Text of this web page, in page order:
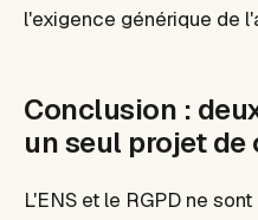
l'exigence générique de
Conclusion :
un seul projet
L'ENS et le RGPD ne